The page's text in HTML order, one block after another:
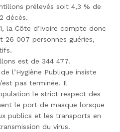
prélevés soit 4,3 % de
décès.
la Côte d’Ivoire compte donc
26 007 personnes guéries,
est de 344 477.
l’Hygiène Publique insiste
pas terminée. Il
le strict respect des
le port de masque lorsque
publics et les transports en
du virus.